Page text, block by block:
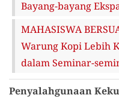
Bayang-bayang
MAHASISWA
Warung Kopi Lebih
dalam Seminar-
Penyalahgunaan